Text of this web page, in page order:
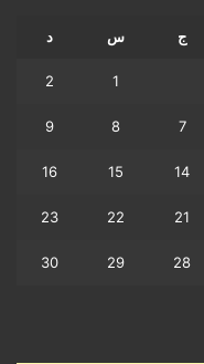
ج س د
1
2
7
8
9
14
15
16
21
22
23
28
29
30